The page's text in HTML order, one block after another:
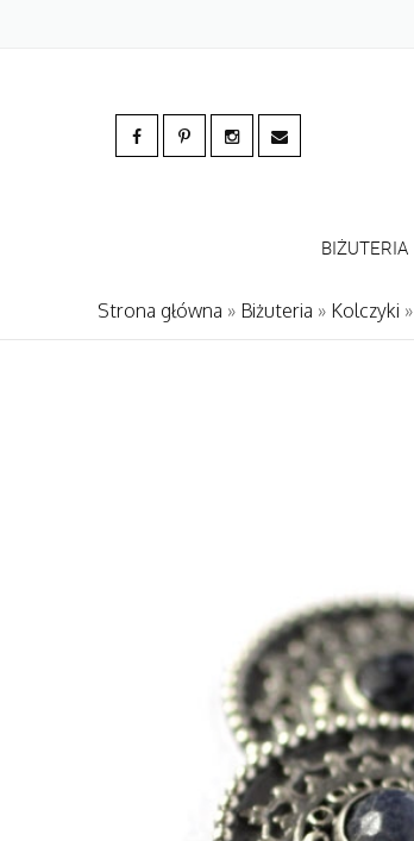
BIŻUTERIA
Strona główna » Biżuteria » Kolczyki »